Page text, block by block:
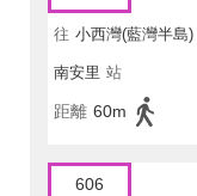
往 小西灣(藍灣半島)
南安里 站
距離 60m
606